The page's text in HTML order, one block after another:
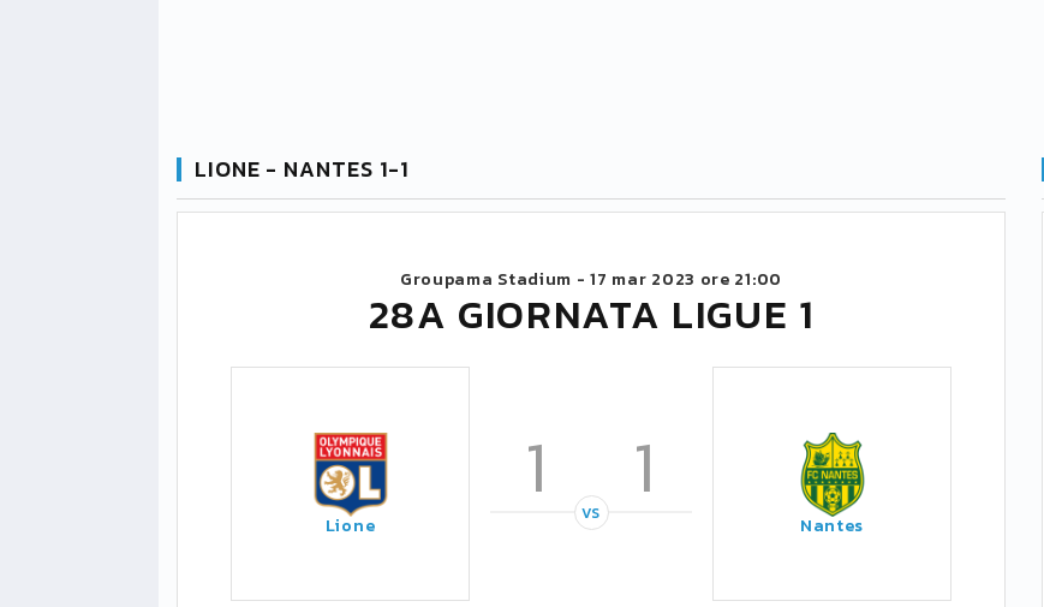
LIONE - NANTES 1-1
Groupama Stadium -17 mar 2023 ore 21:00
28A GIORNATA LIGUE 1
Lione
1 1
VS Nantes